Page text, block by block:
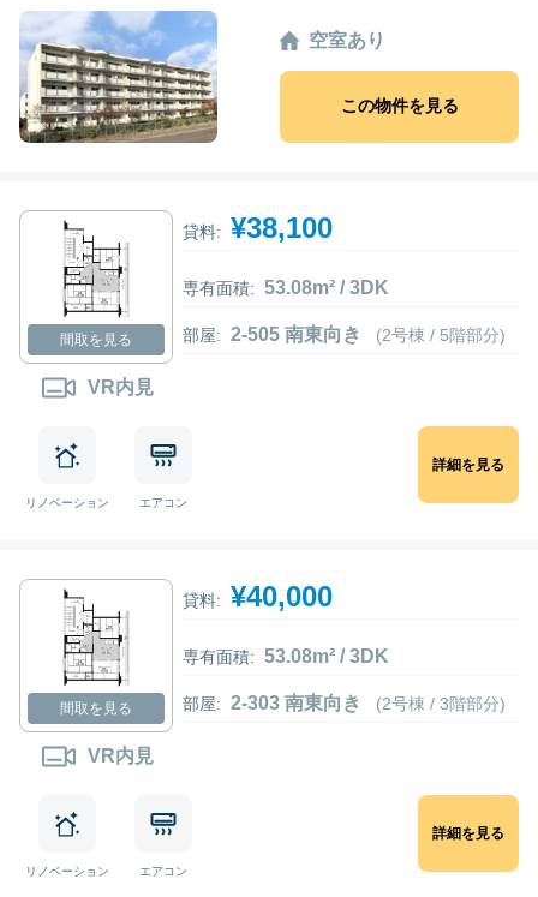
空室あり
この物件を見る
間取を見る
VR内見
貸料: ¥38,100
専有面積: 53.08m² / 3DK
部屋: 2-505 南東向き (2号棟 / 5階部分)
リノベーション エアコン
詳細を見る
間取を見る
VR内見
貸料: ¥40,000
専有面積: 53.08m² / 3DK
部屋: 2-303 南東向き (2号棟 / 3階部分)
リノベーション エアコン
詳細を見る